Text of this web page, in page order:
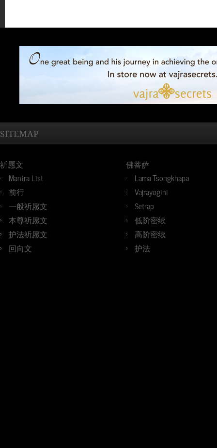
SITEMAP
祈愿文
Mantra List
前行
一般祈愿文
本尊祈愿文
护法祈愿文
回向文
佛菩萨
Lama Tsongkhapa
Vajrayogini
Setrap
低阶密续
高阶密续
护法